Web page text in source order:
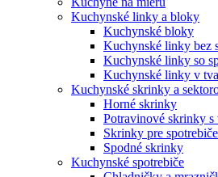
Kuchynské linky a bloky
Kuchynské bloky
Kuchynské linky bez
Kuchynské linky so
Kuchynské linky v
Kuchynské skrinky a
Horné skrinky
Potravinové skrinky s
Skrinky pre
Spodné skrinky
Kuchynské spotrebiče